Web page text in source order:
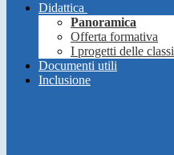
Didattica
Panoramica
Offerta formativa
I progetti delle classi
Documenti utili
Inclusione